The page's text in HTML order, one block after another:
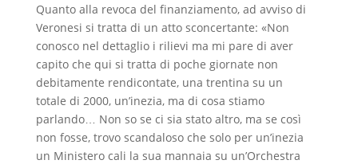
Quanto alla revoca del finanziamento, ad avviso di
Veronesi si tratta di un atto sconcertante: «Non
conosco nel dettaglio i rilievi ma mi pare di aver
capito che qui si tratta di poche giornate non
debitamente rendicontate, una trentina su un
totale di 2000, un’inezia, ma di cosa stiamo
parlando… Non so se ci sia stato altro, ma se così
non fosse, trovo scandaloso che solo per un’inezia
un Ministero cali la sua mannaia su un’Orchestra